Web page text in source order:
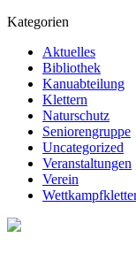
Kategorien
Aktuelles
Bibliothek
Kanuabteilung
Klettern
Naturschutz
Seniorengruppe
Uncategorized
Veranstaltungen
Verein